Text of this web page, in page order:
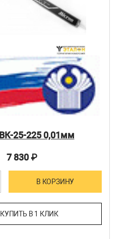
25-225 0,01мм
7 830₽
В КОРЗИНУ
КУПИТЬ В 1 КЛИК